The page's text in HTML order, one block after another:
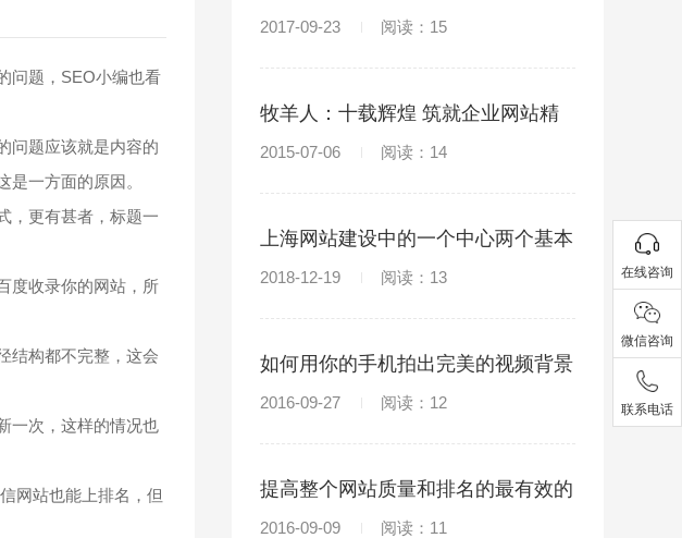
问题，SEO小编也看
题应该就是内容的
一方面的原因。
更有甚者，标题一
收录你的网站，所
构都不完整，这会
次，这样的情况也
网站也能上排名，但
2017-09-23 阅读：15
牧羊人：十载辉煌 筑就企业网站精
品
2015-07-06 阅读：14
上海网站建设中的一个中心两个基本
点
2018-12-19 阅读：13
如何用你的手机拍出完美的视频背景
2016-09-27 阅读：12
提高整个网站质量和排名的最有效的
方法
2016-09-09 阅读：11
在线咨询
微信咨询
联系电话